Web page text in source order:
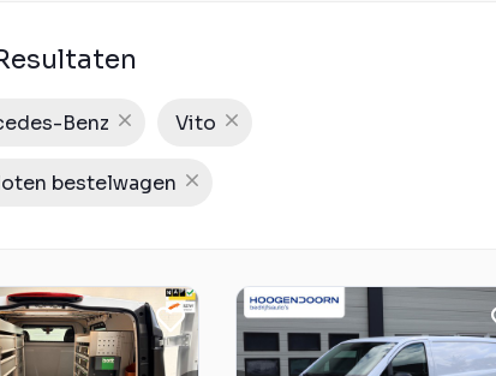
Benz Vito
bestelwagen